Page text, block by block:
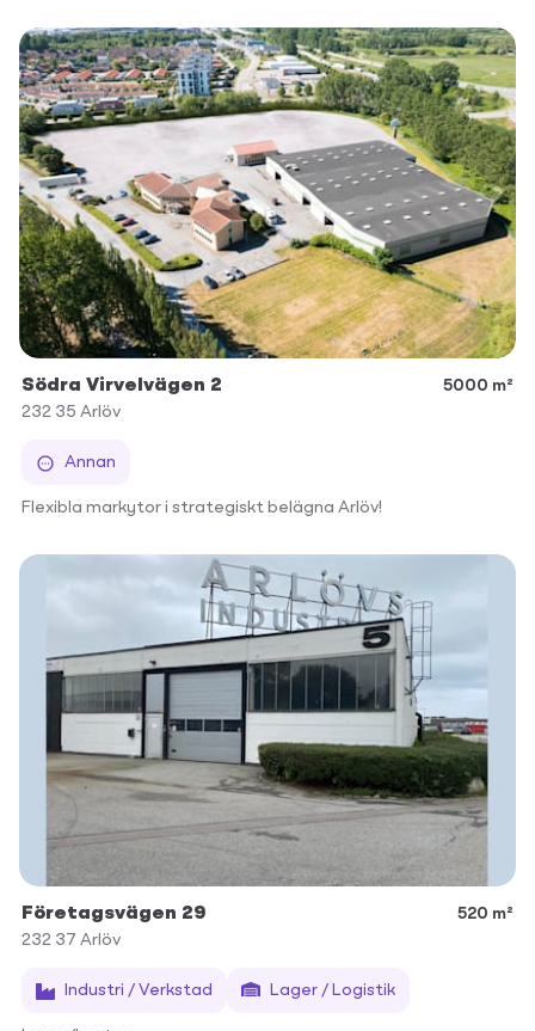
Södra Virvelvägen 2
5000 m²
232 35 Arlöv
Annan
Flexibla markytor i strategiskt belägna Arlöv!
Företagsvägen 29
520 m²
232 37 Arlöv
Industri / Verkstad Lager / Logistik